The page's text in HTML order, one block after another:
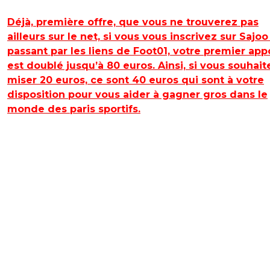
Déjà, première offre, que vous ne trouverez pas
ailleurs sur le net, si vous vous inscrivez sur
passant par les liens de Foot01, votre premier
est doublé jusqu’à 80 euros. Ainsi, si vous
miser 20 euros, ce sont 40 euros qui sont à votre
disposition pour vous aider à gagner gros dans le
monde des paris sportifs.